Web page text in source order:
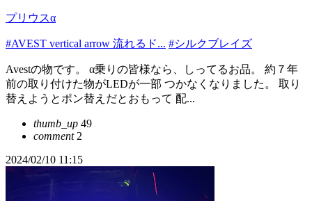
プリウスα
#AVEST vertical arrow 流れるド... #シルクブレイズ
Avestの物です。 α乗りの皆様なら、しってるお品。 約７年
前の取り付けた物がLEDが一部 つかなくなりました。 取り
替えようとポン替えだとおもって 配...
thumb_up 49
comment2
2024/02/10 11:15